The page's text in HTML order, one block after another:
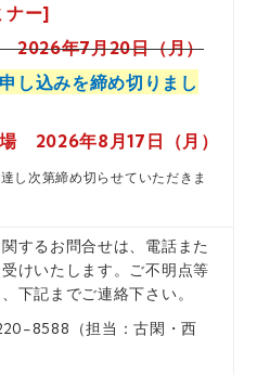
ナー]
2026年7月20日（月）
し込みを締め切りまし
場 2026年8月17日（月）
し次第締め切らせていただきま
するお問合せは、電話また
けいたします。ご不明点等
下記までご連絡下さい。
8588（担当：古閑・西